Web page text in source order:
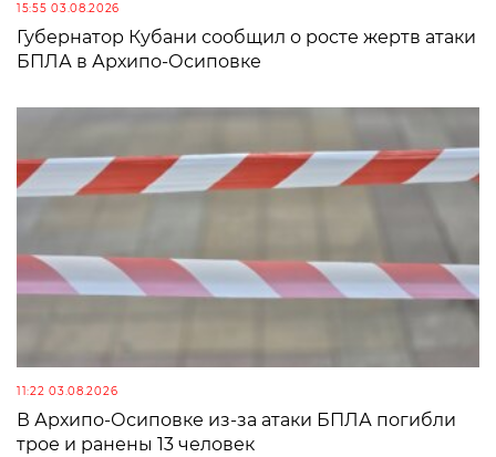
15:55 03.08.2026
Губернатор Кубани сообщил о росте жертв атаки
БПЛА в Архипо-Осиповке
11:22 03.08.2026
В Архипо-Осиповке из-за атаки БПЛА погибли
трое и ранены 13 человек